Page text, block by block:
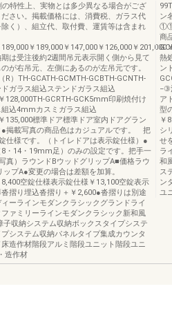
特性上、実物とは多少異なる場合がござ
さい。掲載価格には、消費税、ガラス代
除く）、組立代、取付費、運賃等は含まれ
￥189,000￥147,000￥126,000￥201,000
は受注後約2週間吊元表示開く側から見て
が右吊元、左側にあるのが左吊元です。
R）TH-GCATH-GCMTH-GCBTH-GCNTH-
ガラス組込ステンドガラス組込
128,000TH-GCRTH-GCK5mm印刷焼付け
込4mmカスミガラス組込
135,000標準ドア標準ドア室内ドアグラン
●掲載写真の商品色はカジュアルです。 把
仕様です。（トイレドアは表示錠仕様）●
・14・19mm足）のみの設定です。把手一
真）ラウンドBウッドグリップA■価格ラウ
プA●変更の場合は差額を加算。
8,400空錠仕様表示錠仕様￥13,100空錠表示
摺り埋込沓摺り＋￥2,600●沓摺りは別途
ーラインモダンクラシックグランドライ
ァミリーラインモダンクラシック新和風
子収納システム収納ボックスタイプシステ
システム収納パネルタイプ集成カウンタ
造作材階段アルミ階段ユニット階段ユニ
造作材
ン
①①
商
熱
ン
−③
ア
型
￥
シ
せ
ラ
和
ス
ン
ユ